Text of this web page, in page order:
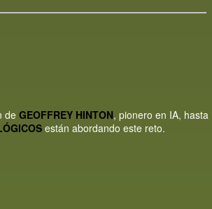
de GEOFFREY HINTON, pionero en IA, hasta
están abordando este reto.